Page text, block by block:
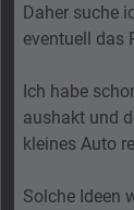
Daher suche
eventuell das
Ich habe
aushakt und
kleines Auto
Solche Ideen